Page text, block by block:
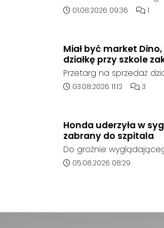
poinformowała opolska
Data dodania artykułu:
01.08.2026 09:36 Liczba
1
Miał być market
działkę przy szkole
Przetarg na sprzedaż
Ogólnokształcących w
oferent.
Data dodania artykułu:
03.08.2026 11:12 Liczba
3
Honda uderzyła w
zabrany do szpitala
Do groźnie
środę rano w Koźlu.
Data dodania artykułu:
05.08.2026 08:29